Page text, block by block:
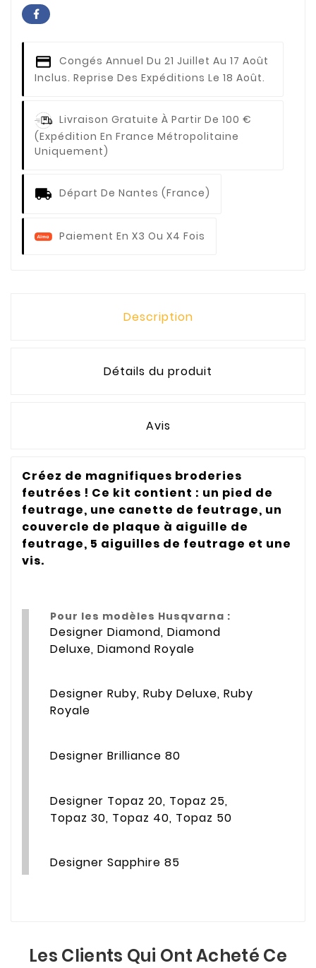
Congés Annuel Du 21 Juillet Au 17 Août
Inclus. Reprise Des Expéditions Le 18 Août.
Livraison Gratuite À Partir De 100 €
(expédition En France Métropolitaine
Uniquement)
Départ De Nantes (France)
Paiement En X3 Ou X4 Fois
Description
Détails du produit
Avis
Créez de magnifiques broderies
feutrées ! Ce kit contient : un pied de
feutrage, une canette de feutrage, un
couvercle de plaque à aiguille de
feutrage, 5 aiguilles de feutrage et une
vis.
Pour les modèles Husqvarna :
Designer Diamond, Diamond
Deluxe, Diamond Royale
Designer Ruby, Ruby Deluxe, Ruby
Royale
Designer Brilliance 80
Designer Topaz 20, Topaz 25,
Topaz 30, Topaz 40, Topaz 50
Designer Sapphire 85
Les Clients Qui Ont Acheté Ce